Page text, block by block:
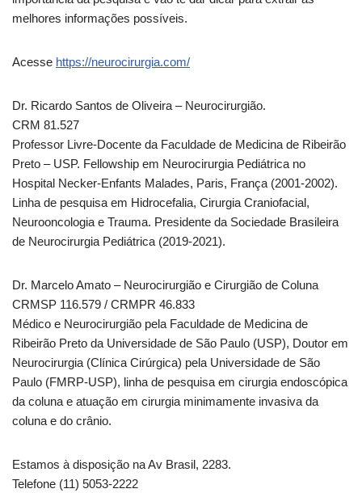
melhores informações possíveis.
Acesse https://neurocirurgia.com/
Dr. Ricardo Santos de Oliveira – Neurocirurgião.
CRM 81.527
Professor Livre-Docente da Faculdade de Medicina de Ribeirão
Preto – USP. Fellowship em Neurocirurgia Pediátrica no
Hospital Necker-Enfants Malades, Paris, França (2001-2002).
Linha de pesquisa em Hidrocefalia, Cirurgia Craniofacial,
Neurooncologia e Trauma. Presidente da Sociedade Brasileira
de Neurocirurgia Pediátrica (2019-2021).
Dr. Marcelo Amato – Neurocirurgião e Cirurgião de Coluna
CRMSP 116.579 / CRMPR 46.833
Médico e Neurocirurgião pela Faculdade de Medicina de
Ribeirão Preto da Universidade de São Paulo (USP), Doutor em
Neurocirurgia (Clínica Cirúrgica) pela Universidade de São
Paulo (FMRP-USP), linha de pesquisa em cirurgia endoscópica
da coluna e atuação em cirurgia minimamente invasiva da
coluna e do crânio.
Estamos à disposição na Av Brasil, 2283.
Telefone (11) 5053-2222